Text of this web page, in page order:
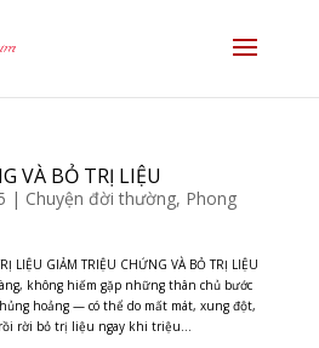
VÀ BỎ TRỊ LIỆU
| Chuyện đời thường, Phong
LIỆU GIẢM TRIỆU CHỨNG VÀ BỎ TRỊ LIỆU
không hiếm gặp những thân chủ bước
hoảng — có thể do mất mát, xung đột,
rời bỏ trị liệu ngay khi triệu...